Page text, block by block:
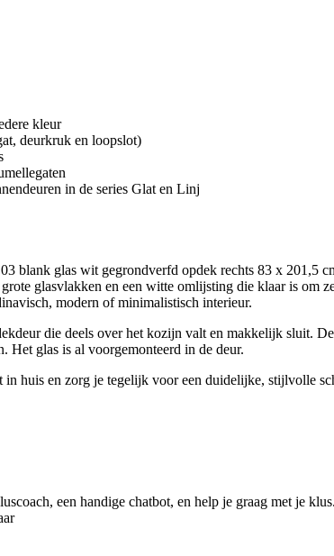
kleur
deurkruk en loopslot)
in de series Glat en Linj
blank glas wit gegrondverfd opdek rechts 83 x 201,5
glasvlakken en een witte omlijsting die klaar is
modern of minimalistisch interieur.
die deels over het kozijn valt en makkelijk sluit.
Het glas is al voorgemonteerd in de deur.
huis en zorg je tegelijk voor een duidelijke, stijlvolle
een handige chatbot, en help je graag met je klus.